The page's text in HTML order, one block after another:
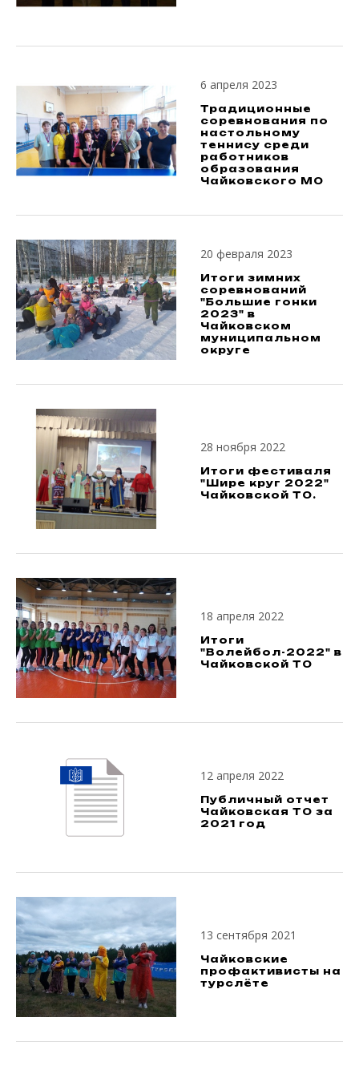
6 апреля 2023
Традиционные
соревнования по
настольному
теннису среди
работников
образования
Чайковского МО
20 февраля 2023
Итоги зимних
соревнований
"Большие гонки
2023" в
Чайковском
муниципальном
округе
28 ноября 2022
Итоги фестиваля
"Шире круг 2022"
Чайковской ТО.
18 апреля 2022
Итоги
"Волейбол-2022" в
Чайковской ТО
12 апреля 2022
Публичный отчет
Чайковская ТО за
2021 год
13 сентября 2021
Чайковские
профактивисты на
турслёте